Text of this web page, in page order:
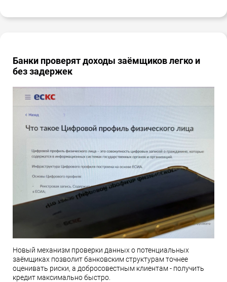
Банки проверят доходы заёмщиков легко и
без задержек
Новый механизм проверки данных о потенциальных
заёмщиках позволит банковским структурам точнее
оценивать риски, а добросовестным клиентам - получить
кредит максимально быстро.